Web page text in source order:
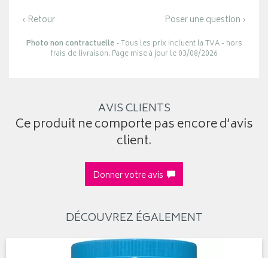
‹ Retour Poser une question ›
Photo non contractuelle- Tous les prix incluent la TVA - hors
frais de livraison. Page mise à jour le 03/08/2026
AVIS CLIENTS
Ce produit ne comporte pas encore d’avis
client.
Donner votre avis
DÉCOUVREZ ÉGALEMENT